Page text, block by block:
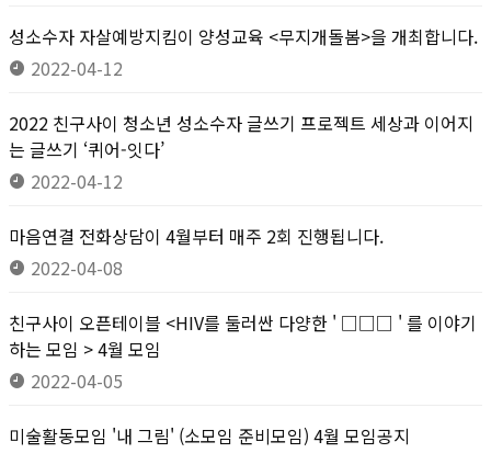
성소수자 자살예방지킴이 양성교육 <무지개돌봄>을 개최합니다.
2022-04-12
2022 친구사이 청소년 성소수자 글쓰기 프로젝트 세상과 이어지
는 글쓰기 ‘퀴어-잇다’
2022-04-12
마음연결 전화상담이 4월부터 매주 2회 진행됩니다.
2022-04-08
친구사이 오픈테이블 <HIV를 둘러싼 다양한 ' □□□ ' 를 이야기
하는 모임 > 4월 모임
2022-04-05
미술활동모임 '내 그림' (소모임 준비모임) 4월 모임공지